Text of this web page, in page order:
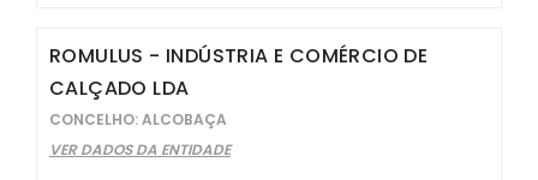
ROMULUS - INDÚSTRIA E COMÉRCIO DE
CALÇADO LDA
CONCELHO: ALCOBAÇA
VER DADOS DA ENTIDADE